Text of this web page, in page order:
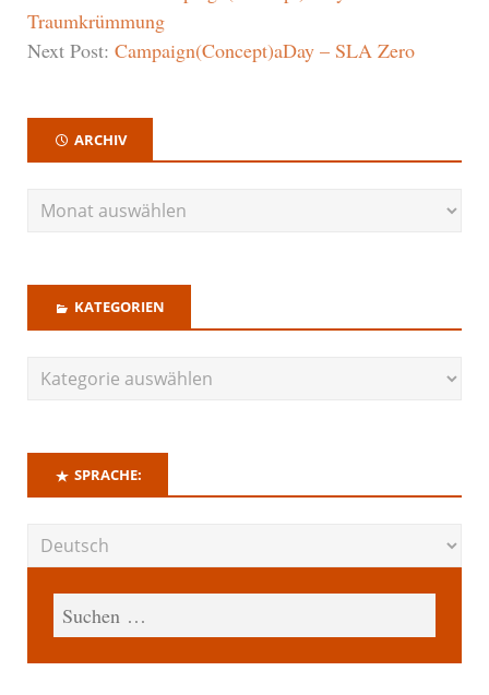
Traumkrümmung
Next Post: Campaign(Concept)aDay – SLA Zero
ARCHIV
KATEGORIEN
SPRACHE: